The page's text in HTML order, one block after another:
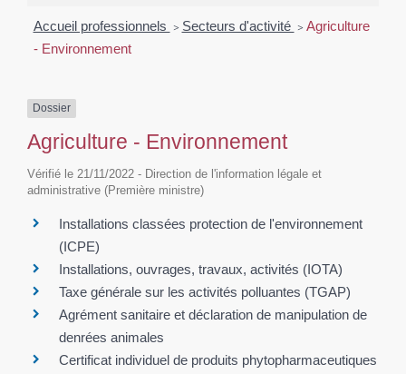
Accueil professionnels > Secteurs d'activité > Agriculture
- Environnement
Dossier
Agriculture - Environnement
Vérifié le 21/11/2022 - Direction de l'information légale et
administrative (Première ministre)
Installations classées protection de l'environnement
(ICPE)
Installations, ouvrages, travaux, activités (IOTA)
Taxe générale sur les activités polluantes (TGAP)
Agrément sanitaire et déclaration de manipulation de
denrées animales
Certificat individuel de produits phytopharmaceutiques